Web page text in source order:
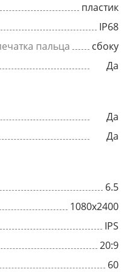
пластик
IP68
пальца
сбоку
Да
Да
Да
6.5
1080x2400
IPS
20:9
60